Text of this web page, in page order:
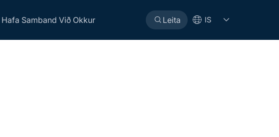
Hafa Samband Við Okkur Leita IS